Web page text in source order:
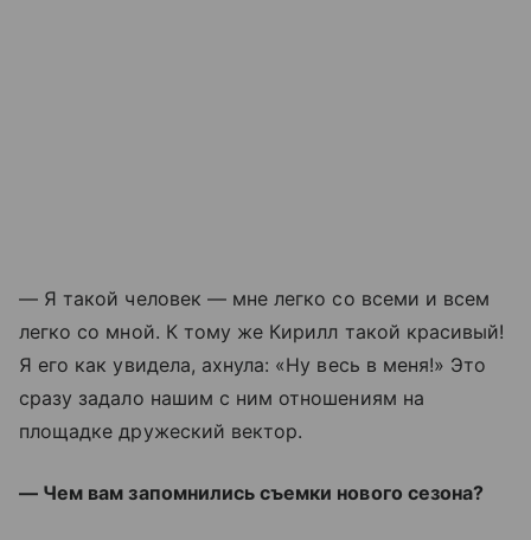
— Я такой человек —мне легко со всеми и всем
легко со мной. К тому же Кирилл такой красивый!
Я его как увидела, ахнула: «Ну весь в меня!» Это
сразу задало нашим с ним отношениям на
площадке дружеский вектор.
— Чем вам запомнились съемки нового сезона?